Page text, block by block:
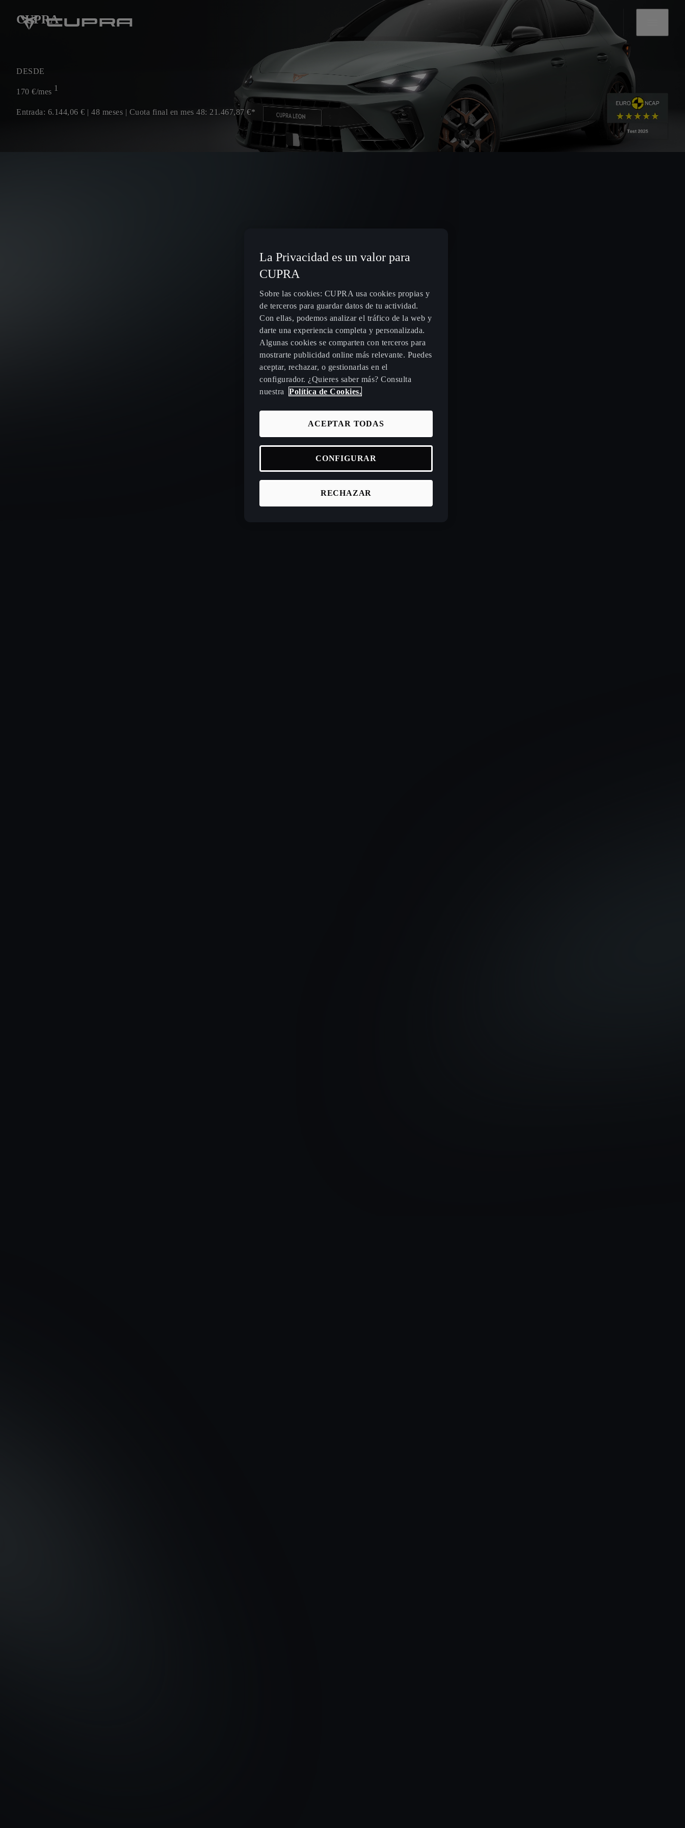
CUPRA
DESDE
170 €/mes 1
Entrada: 6.144,06 € | 48 meses | Cuota final en mes 48: 21.467,87 €*
La Privacidad es un valor para
CUPRA
Sobre las cookies: CUPRA usa cookies propias y
de terceros para guardar datos de tu actividad.
Con ellas, podemos analizar el tráfico de la web y
darte una experiencia completa y personalizada.
Algunas cookies se comparten con terceros para
mostrarte publicidad online más relevante. Puedes
aceptar, rechazar, o gestionarlas en el
configurador. ¿Quieres saber más? Consulta
nuestra
Política de Cookies.
RECHAZAR
ACEPTAR TODAS
CONFIGURAR